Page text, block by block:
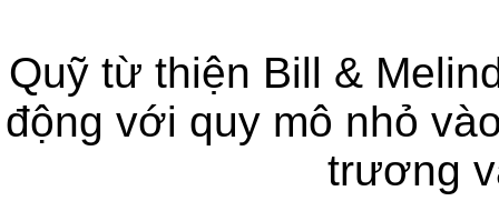
Quỹ từ thiện Bill &
động với quy mô nhỏ
trương